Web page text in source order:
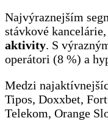
Najvýraznejším
stávkové
aktivity. S
operátori (8 %) a
Medzi
Tipos, Doxxbet,
Telekom, Orange